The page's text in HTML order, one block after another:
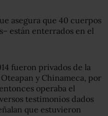
asegura que 40 cuerpos
están enterrados en el
fueron privados de la
y Chinameca, por
operaba el
testimonios dados
que estuvieron